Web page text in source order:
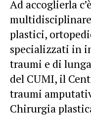
Ad accoglierla
plastici,
specializzati in
traumi e di
del CUMI, il
traumi
Chirurgia